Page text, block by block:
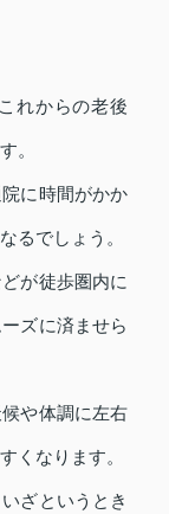
れからの老後
。
に時間がかか
るでしょう。
が徒歩圏内に
ズに済ませら
や体調に左右
くなります。
ざというとき